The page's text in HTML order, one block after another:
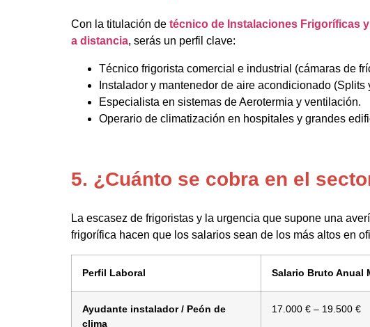
Con la titulación de técnico de Instalaciones Frigoríficas
a distancia, serás un perfil clave:
Técnico frigorista comercial e industrial (cámaras de
Instalador y mantenedor de aire acondicionado (Splits
Especialista en sistemas de Aerotermia y ventilación.
Operario de climatización en hospitales y grandes
5. ¿Cuánto se cobra en el
La escasez de frigoristas y la urgencia que supone una
frigorífica hacen que los salarios sean de los más altos en
Perfil Laboral Salario Bruto Anual
Ayudante instalador / Peón de
clima
17.000 € – 19.500 €